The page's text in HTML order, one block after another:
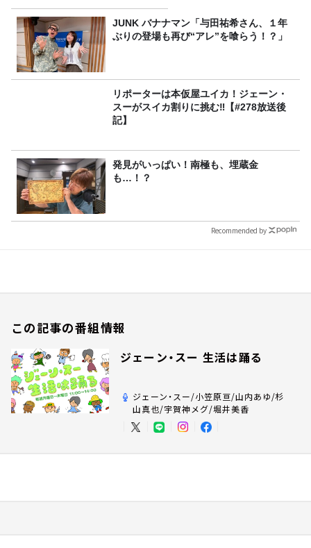
JUNK バナナマン「与田祐希さん、１年
ぶりの登場も再び“アレ”を喰らう！？」
リポーターは本仮屋ユイカ！ジェーン・
スーがスイカ割りに挑む‼【#278放送後
記】
発見がいっぱい！南極も、埋蔵金
も…！？
Recommended by
この記事の番組情報
ジェーン・スー 生活は踊る
ジェーン・スー/小笠原亘/山内あゆ/杉
山真也/宇賀神メグ/堀井美香